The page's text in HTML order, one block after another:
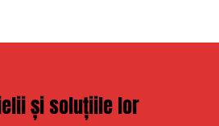
și soluțiile lor